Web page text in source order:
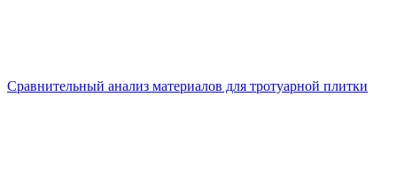
Сравнительный анализ материалов для тротуарной плитки